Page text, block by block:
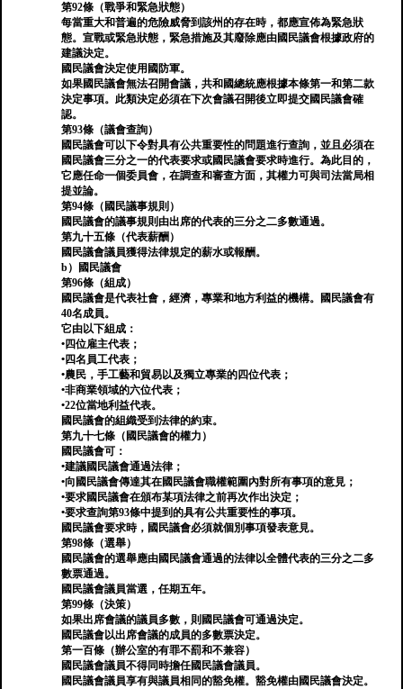
第92條（戰爭和緊急狀態）
每當重大和普遍的危險威脅到該州的存在時，都應宣佈為緊急狀
態。宣戰或緊急狀態，緊急措施及其廢除應由國民議會根據政府的
建議決定。
國民議會決定使用國防軍。
如果國民議會無法召開會議，共和國總統應根據本條第一和第二款
決定事項。此類決定必須在下次會議召開後立即提交國民議會確
認。
第93條（議會查詢）
國民議會可以下令對具有公共重要性的問題進行查詢，並且必須在
國民議會三分之一的代表要求或國民議會要求時進行。為此目的，
它應任命一個委員會，在調查和審查方面，其權力可與司法當局相
提並論。
第94條（國民議事規則）
國民議會的議事規則由出席的代表的三分之二多數通過。
第九十五條（代表薪酬）
國民議會議員獲得法律規定的薪水或報酬。
b）國民議會
第96條（組成）
國民議會是代表社會，經濟，專業和地方利益的機構。國民議會有
40名成員。
它由以下組成：
•四位雇主代表；
•四名員工代表；
•農民，手工藝和貿易以及獨立專業的四位代表；
•非商業領域的六位代表；
•22位當地利益代表。
國民議會的組織受到法律的約束。
第九十七條（國民議會的權力）
國民議會可：
•建議國民議會通過法律；
•向國民議會傳達其在國民議會職權範圍內對所有事項的意見；
•要求國民議會在頒布某項法律之前再次作出決定；
•要求查詢第93條中提到的具有公共重要性的事項。
國民議會要求時，國民議會必須就個別事項發表意見。
第98條（選舉）
國民議會的選舉應由國民議會通過的法律以全體代表的三分之二多
數票通過。
國民議會議員當選，任期五年。
第99條（決策）
如果出席會議的議員多數，則國民議會可通過決定。
國民議會以出席會議的成員的多數票決定。
第一百條（辦公室的有罪不罰和不兼容）
國民議會議員不得同時擔任國民議會議員。
國民議會議員享有與議員相同的豁免權。豁免權由國民議會決定。